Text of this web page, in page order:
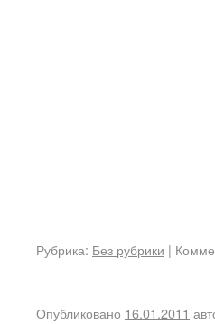
Рубрика: Без рубрики |
Опубликовано 16.01.2011